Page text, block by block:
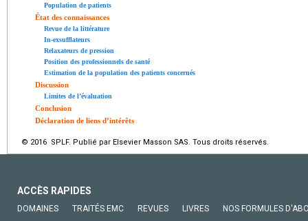
Population de patients
État des connaissances
Revue de la littérature
In-exsufflateurs
Relaxateurs de pression
Position des professionnels de santé
Estimation de la population des patients concernés
Discussion
Limites de l’évaluation
Conclusion
Déclaration de liens d’intérêts
© 2016 SPLF. Publié par Elsevier Masson SAS. Tous droits réservés.
ACCÈS RAPIDES
DOMAINES TRAITÉS EMC REVUES LIVRES NOS FORMULES